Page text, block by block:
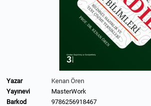
Yazar
Kenan Ören
Yayınevi
MasterWork
Barkod
9786256918467